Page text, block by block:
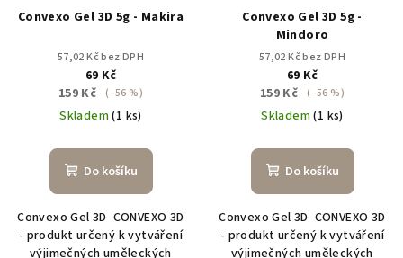
Convexo Gel 3D 5g - Makira
57,02 Kč bez DPH
69 Kč
159 Kč
(–56 %)
Skladem(1 ks)
Do košíku
Convexo Gel 3D CONVEXO 3D
- produkt určený k vytváření
výjimečných uměleckých
Convexo Gel 3D 5g -
Mindoro
57,02 Kč bez DPH
69 Kč
159 Kč
(–56 %)
Skladem(1 ks)
Do košíku
Convexo Gel 3D CONVEXO 3D
- produkt určený k vytváření
výjimečných uměleckých